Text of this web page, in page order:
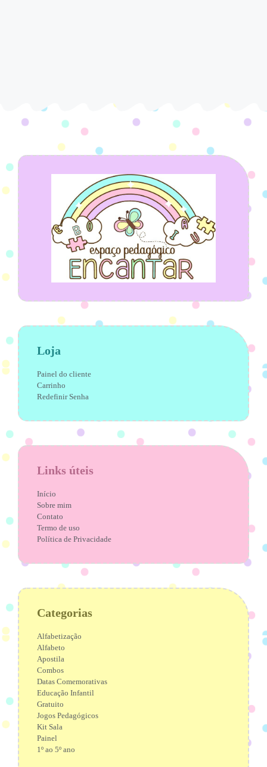
Loja
Painel do cliente
Carrinho
Redefinir Senha
Links úteis
Início
Sobre mim
Contato
Termo de uso
Política de Privacidade
Categorias
Alfabetização
Alfabeto
Apostila
Combos
Datas Comemorativas
Educação Infantil
Gratuito
Jogos Pedagógicos
Kit Sala
Painel
1º ao 5º ano